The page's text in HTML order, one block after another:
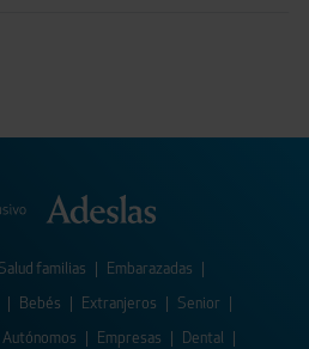
Salud familias Embarazadas
Bebés Extranjeros Senior
Autónomos Empresas Dental